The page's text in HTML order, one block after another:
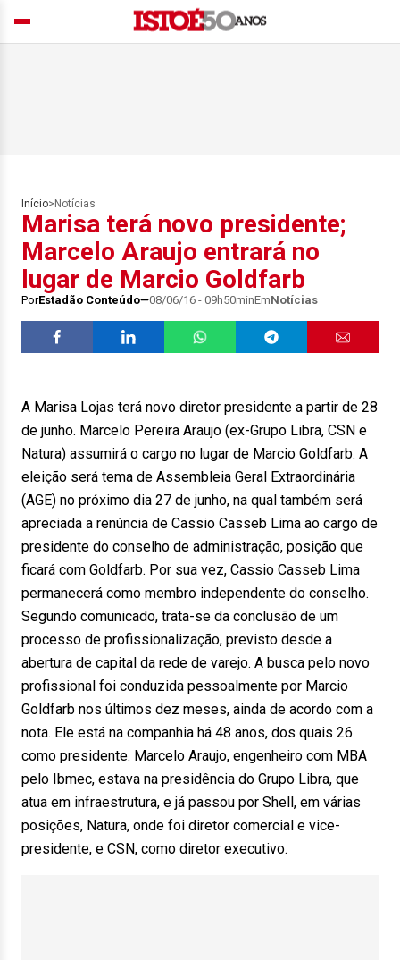
Início> Notícias
Marisa terá novo presidente;
Marcelo Araujo entrará no
lugar de Marcio Goldfarb
PorEstadão Conteúdo 08/06/16 - 09h50minEmNotícias
A Marisa Lojas terá novo diretor presidente a partir de 28
de junho. Marcelo Pereira Araujo (ex-Grupo Libra, CSN e
Natura) assumirá o cargo no lugar de Marcio Goldfarb. A
eleição será tema de Assembleia Geral Extraordinária
(AGE) no próximo dia 27 de junho, na qual também será
apreciada a renúncia de Cassio Casseb Lima ao cargo de
presidente do conselho de administração, posição que
ficará com Goldfarb. Por sua vez, Cassio Casseb Lima
permanecerá como membro independente do conselho.
Segundo comunicado, trata-se da conclusão de um
processo de profissionalização, previsto desde a
abertura de capital da rede de varejo. A busca pelo novo
profissional foi conduzida pessoalmente por Marcio
Goldfarb nos últimos dez meses, ainda de acordo com a
nota. Ele está na companhia há 48 anos, dos quais 26
como presidente. Marcelo Araujo, engenheiro com MBA
pelo Ibmec, estava na presidência do Grupo Libra, que
atua em infraestrutura, e já passou por Shell, em várias
posições, Natura, onde foi diretor comercial e vice-
presidente, e CSN, como diretor executivo.